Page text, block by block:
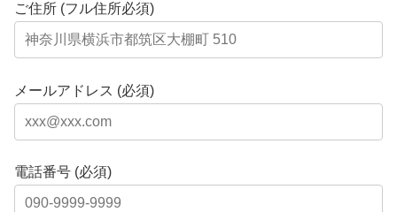
ご住所 (フル住所必須)
メールアドレス (必須)
電話番号 (必須)